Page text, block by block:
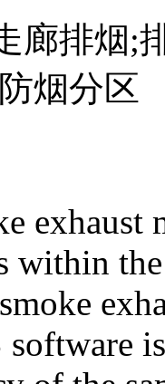
廊排烟;
烟分区
exhaust
within